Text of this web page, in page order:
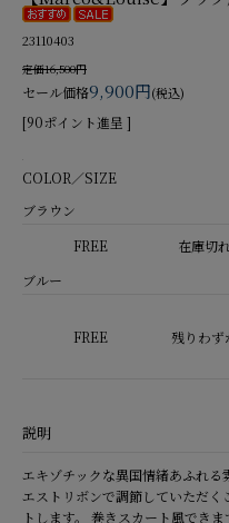
23110403
定価16,500円
セール価格9,900円(税込)
[90ポイント進呈 ]
COLOR／SIZE
ブラウン
FREE
在庫切
ブルー
FREE 残りわず
説明
エキゾチックな異国情緒あふれる
エストリボンで調節していただく
トします。 巻きスカート風でき